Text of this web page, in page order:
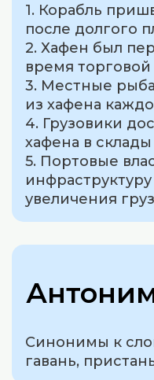
1. Корабль
после долгого
2. Хафен был
время
3. Местные
из хафена
4. Грузовики
хафена в
5. Портовые
увеличения
Синонимы к
гавань,